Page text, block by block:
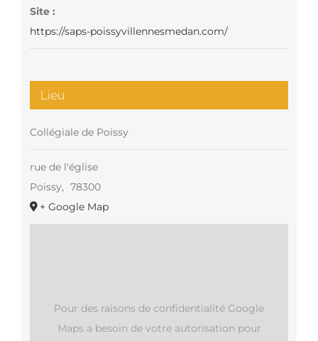
Site :
https://saps-poissyvillennesmedan.com/
Lieu
Collégiale de Poissy
rue de l'église
Poissy, 78300
+ Google Map
Pour des raisons de confidentialité Google
Maps a besoin de votre autorisation pour